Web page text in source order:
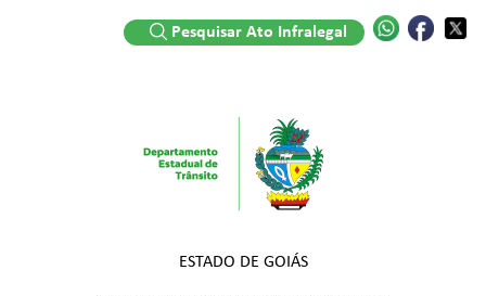
ESTADO DE GOIÁS
Pesquisar Ato Infralegal